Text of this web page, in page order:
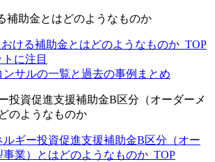
補助金とはどのようなものか
ける補助金とはどのようなものか_TOP
に注目
サルの一覧と過去の事例まとめ
投資促進支援補助金B区分（オーダーメ
のようなものか
ルギー投資促進支援補助金B区分（オー
事業）とはどのようなものか_TOP